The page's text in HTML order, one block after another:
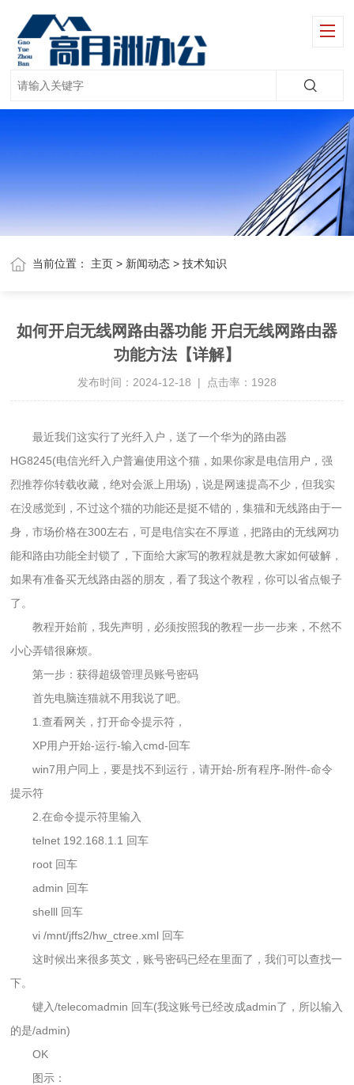
当前位置： 主页 > 新闻动态 >技术知识
如何开启无线网路由器功能 开启无线网路由器
功能方法【详解】
发布时间：2024-12-18 | 点击率： 1928
最近我们这实行了光纤入户，送了一个华为的路由器
HG8245(电信光纤入户普遍使用这个猫，如果你家是电信用户，强
烈推荐你转载收藏，绝对会派上用场)，说是网速提高不少，但我实
在没感觉到，不过这个猫的功能还是挺不错的，集猫和无线路由于一
身，市场价格在300左右，可是电信实在不厚道，把路由的无线网功
能和路由功能全封锁了，下面给大家写的教程就是教大家如何破解，
如果有准备买无线路由器的朋友，看了我这个教程，你可以省点银子
了。
教程开始前，我先声明，必须按照我的教程一步一步来，不然不
小心弄错很麻烦。
第一步：获得超级管理员账号密码
首先电脑连猫就不用我说了吧。
1.查看网关，打开命令提示符，
XP用户开始-运行-输入cmd-回车
win7用户同上，要是找不到运行，请开始-所有程序-附件-命令
提示符
2.在命令提示符里输入
telnet 192.168.1.1 回车
root 回车
admin 回车
shelll 回车
vi /mnt/jffs2/hw_ctree.xml 回车
这时候出来很多英文，账号密码已经在里面了，我们可以查找一
下。
键入/telecomadmin 回车(我这账号已经改成admin了，所以输入
的是/admin)
OK
图示：